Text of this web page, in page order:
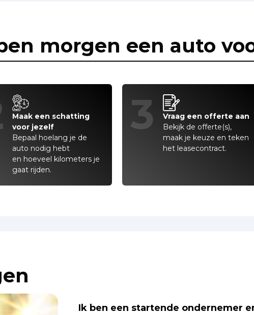
morgen een auto
Maak een schatting
voor jezelf
Bepaal hoelang je de
auto nodig hebt
en hoeveel kilometers je
gaat rijden.
3
Vraag een offerte aan
Bekijk de offerte(s),
maak je keuze en teken
het leasecontract.
Ik ben een startende ondernemer